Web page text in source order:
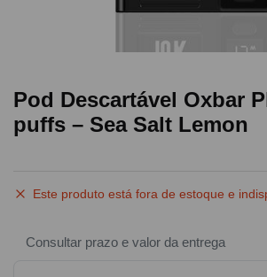
Pod Descartável Oxbar
puffs – Sea Salt Lemon
Este produto está fora de estoque e
Consultar prazo e valor da entrega